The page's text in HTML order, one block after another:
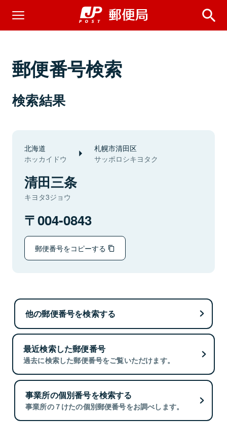
郵便番号検索
検索結果
北海道
ホッカイドウ
札幌市清田区
サッポロシキヨタク
清田三条
キヨタ3ジョウ
004-0843
郵便番号をコピーする
他の郵便番号を検索する
最近検索した郵便番号
過去に検索した郵便番号をご覧いただけます。
事業所の個別番号を検索する
事業所の７けたの個別郵便番号をお調べします。